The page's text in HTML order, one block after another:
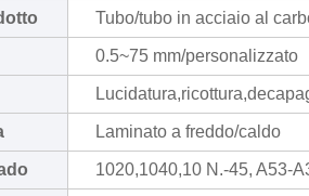
Tubo/tubo in acciaio al
0.5~75 mm/personalizzato
Laminato a freddo/caldo
1020,1040,10 N.-45, A53-